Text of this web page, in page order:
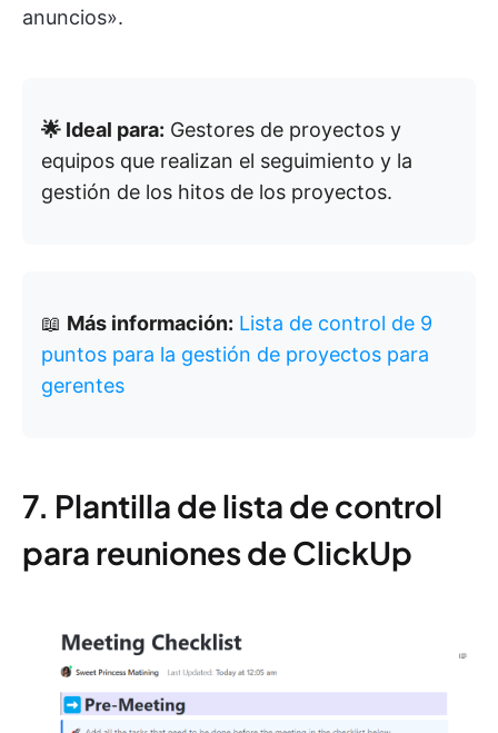
anuncios».
🌟 Ideal para: Gestores de proyectos y
equipos que realizan el seguimiento y la
gestión de los hitos de los proyectos.
📖 Más información: Lista de control de 9
puntos para la gestión de proyectos para
gerentes
7. Plantilla de lista de control
para reuniones de ClickUp